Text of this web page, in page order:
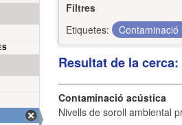
Filtres
Etiquetes:
Contaminació
Resultat de la
Contaminació acústica
Nivells de soroll ambiental